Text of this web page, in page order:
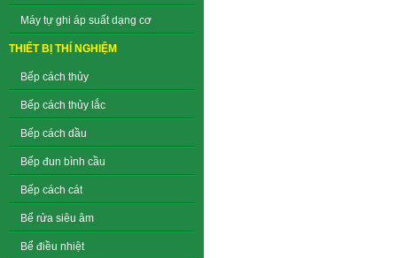
Máy tự ghi áp suất dạng cơ
THIẾT BỊ THÍ NGHIỆM
Bếp cách thủy
Bếp cách thủy lắc
Bếp cách dầu
Bếp đun bình cầu
Bếp cách cát
Bể rửa siêu âm
Bể điều nhiệt